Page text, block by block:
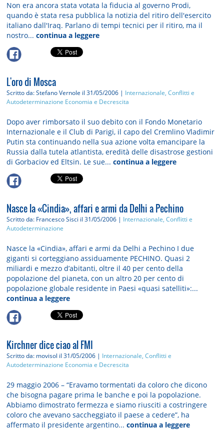
Non era ancora stata votata la fiducia al governo Prodi,
quando è stata resa pubblica la notizia del ritiro dell'esercito
italiano dall'Iraq. Parlano di tempi tecnici per il ritiro, ma il
nostro...continua a leggere
L'oro di Mosca
Scritto da: Stefano Vernole il 31/05/2006 | Internazionale, Conflitti e
Autodeterminazione Economia e Decrescita
Dopo aver rimborsato il suo debito con il Fondo Monetario
Internazionale e il Club di Parigi, il capo del Cremlino Vladimir
Putin sta continuando nella sua azione volta emancipare la
Russia dalla tutela atlantista, eredità delle disastrose gestioni
di Gorbaciov ed Eltsin. Le sue...continua a leggere
Nasce la «Cindia», affari e armi da Delhi a Pechino
Scritto da: Francesco Sisci il 31/05/2006 | Internazionale, Conflitti e
Autodeterminazione
Nasce la «Cindia», affari e armi da Delhi a Pechino I due
giganti si corteggiano assiduamente PECHINO. Quasi 2
miliardi e mezzo d’abitanti, oltre il 40 per cento della
popolazione del pianeta, con un altro 20 per cento di
popolazione globale residente in Paesi «quasi satelliti»:...
continua a leggere
Kirchner dice ciao al FMI
Scritto da: movisol il 31/05/2006 | Internazionale, Conflitti e
Autodeterminazione Economia e Decrescita
29 maggio 2006 – “Eravamo tormentati da coloro che dicono
che bisogna pagare prima le banche e poi la popolazione.
Abbiamo dimostrato fermezza e siamo riusciti a costringere
coloro che avevano saccheggiato il paese a cedere”, ha
affermato il presidente argentino...continua a leggere